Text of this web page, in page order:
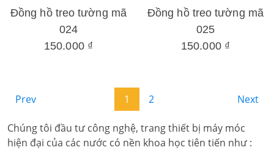
Đồng hồ treo tường mã
024
150.000 ₫
Đồng hồ treo tường mã
025
150.000 ₫
Prev 1 2 Next
Chúng tôi đầu tư công nghệ, trang thiết bị máy móc
hiện đại của các nước có nền khoa học tiên tiến như :